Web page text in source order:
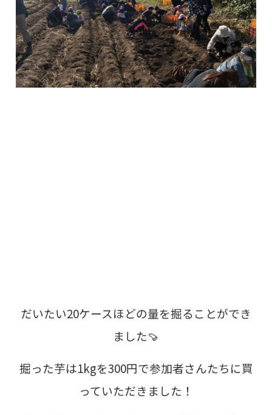
だいたい20ケースほどの量を掘ることができ
ました🍠
掘った芋は1kgを300円で参加者さんたちに買
っていただきました！